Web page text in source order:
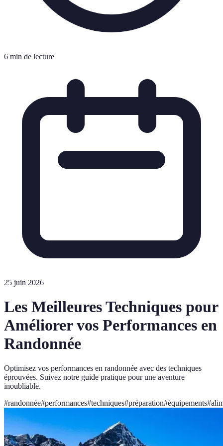
6 min de lecture
25 juin 2026
Les Meilleures Techniques pour
Améliorer vos Performances en
Randonnée
Optimisez vos performances en randonnée avec des techniques
éprouvées. Suivez notre guide pratique pour une aventure
inoubliable.
#randonnée#performances#techniques#préparation#équipements#